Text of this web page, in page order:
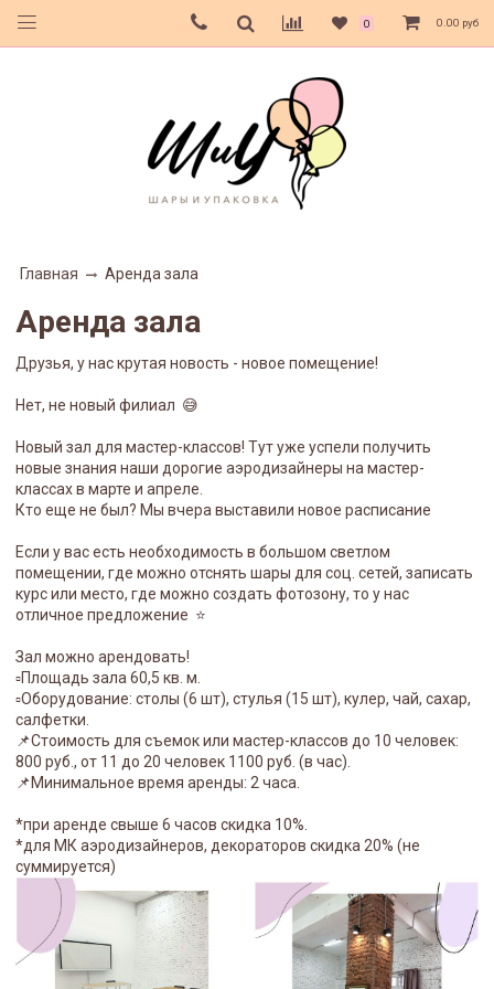
0 0.00 руб
Главная Аренда зала
Аренда зала
Друзья, у нас крутая новость - новое помещение!
Нет, не новый филиал 😅
Новый зал для мастер-классов! Тут уже успели получить
новые знания наши дорогие аэродизайнеры на мастер-
классах в марте и апреле.
Кто еще не был? Мы вчера выставили новое расписание
Если у вас есть необходимость в большом светлом
помещении, где можно отснять шары для соц. сетей, записать
курс или место, где можно создать фотозону, то у нас
отличное предложение ⭐
Зал можно арендовать!
▫️Площадь зала 60,5 кв. м.
▫️Оборудование: столы (6 шт), стулья (15 шт), кулер, чай, сахар,
салфетки.
📌Стоимость для съемок или мастер-классов до 10 человек:
800 руб., от 11 до 20 человек 1100 руб. (в час).
📌Минимальное время аренды: 2 часа.
*при аренде свыше 6 часов скидка 10%.
*для МК аэродизайнеров, декораторов скидка 20% (не
суммируется)